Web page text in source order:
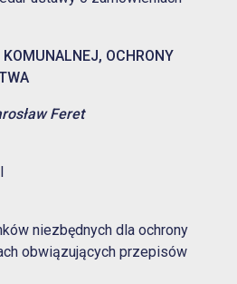
OCHRONY
Feret
niezbędnych dla ochrony
obwiązujących przepisów